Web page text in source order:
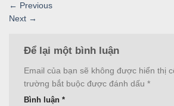
← Previous
Next →
Để lại một bình luận
Email của bạn sẽ không được hiển thị
trường bắt buộc được đánh dấu *
Bình luận *